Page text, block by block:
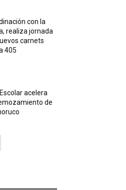
con la
realiza jornada
carnets
405
acelera
de